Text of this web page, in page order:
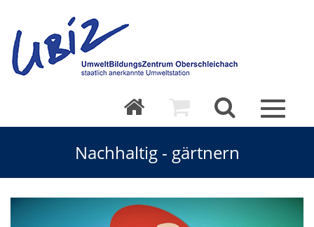
Toggle
Nachhaltig - gärtnern